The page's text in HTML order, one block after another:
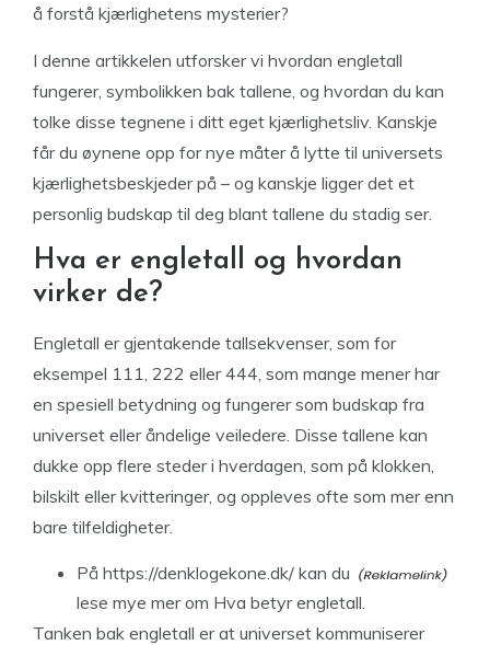
å forstå kjærlighetens mysterier?
I denne artikkelen utforsker vi hvordan engletall
fungerer, symbolikken bak tallene, og hvordan du kan
tolke disse tegnene i ditt eget kjærlighetsliv. Kanskje
får du øynene opp for nye måter å lytte til universets
kjærlighetsbeskjeder på – og kanskje ligger det et
personlig budskap til deg blant tallene du stadig ser.
Hva er engletall og hvordan
virker de?
Engletall er gjentakende tallsekvenser, som for
eksempel 111, 222 eller 444, som mange mener har
en spesiell betydning og fungerer som budskap fra
universet eller åndelige veiledere. Disse tallene kan
dukke opp flere steder i hverdagen, som på klokken,
bilskilt eller kvitteringer, og oppleves ofte som mer enn
bare tilfeldigheter.
På https://denklogekone.dk/ kan du
lese mye mer om Hva betyr engletall.
Tanken bak engletall er at universet kommuniserer